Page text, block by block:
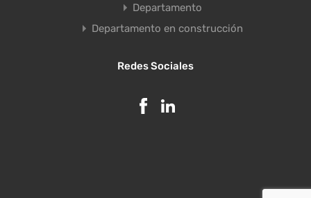
Departamento
Departamento en construcción
Redes Sociales